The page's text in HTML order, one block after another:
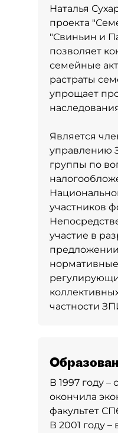
Наталья
проекта
"Свиньин и
позволяет
семейные
растраты
упрощает
Является
управлению
группы по
участников
участие в
частности
В 1997 году –
окончила
факультет
В 2001 году –